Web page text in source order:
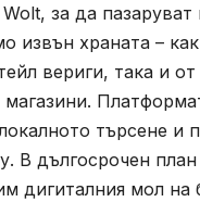
за да пазаруват
извън храната –
вериги, така и
магазини.
търсене и
В дългосрочен
дигиталния мол на